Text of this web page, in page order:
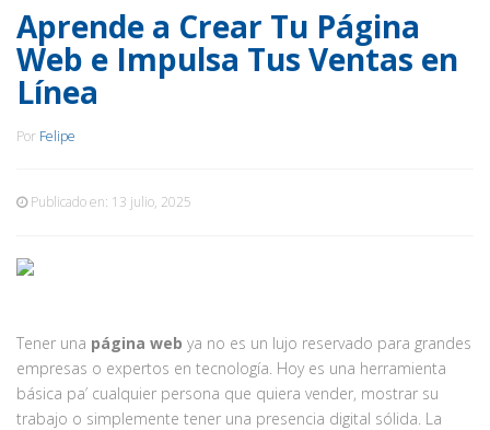
Aprende a Crear Tu Página
Web e Impulsa Tus Ventas en
Línea
Por Felipe
Publicado en: 13 julio, 2025
Tener una página web ya no es un lujo reservado para grandes
empresas o expertos en tecnología. Hoy es una herramienta
básica pa’ cualquier persona que quiera vender, mostrar su
trabajo o simplemente tener una presencia digital sólida. La